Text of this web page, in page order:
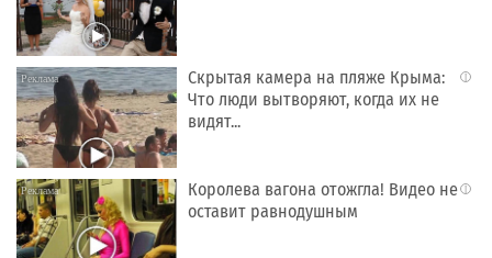
i
Скрытая камера на пляже Крыма:
Что люди вытворяют, когда их не
видят...
i
Королева вагона отожгла! Видео не
оставит равнодушным